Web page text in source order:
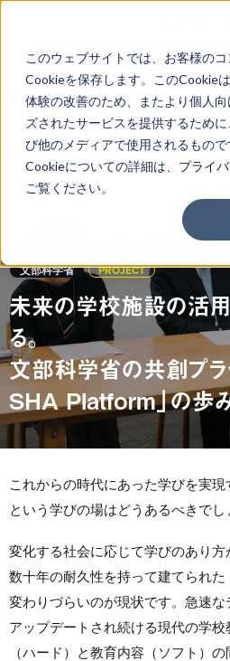
このウェブサイトでは、お客様の
Cookieを保存します。このCookie
体験の改善のため、またより個人
ズされたサービスを提供するため
び他のメディアで使用されるもの
Cookieについての詳細は、 プライ
ご覧ください。
文部科学省 PROJECT
未来の学校施設の活用
る。
文部科学省の共創プラ
SHA Platform」の歩
これからの時代にあった学びを実現
という学びの場はどうあるべきでし
変化する社会に応じて学びのあり方
数十年の耐久性を持って建てられ
変わりづらいのが現状です。急速
アップデートされ続ける現代の学
（ハード）と教育内容（ソフト）